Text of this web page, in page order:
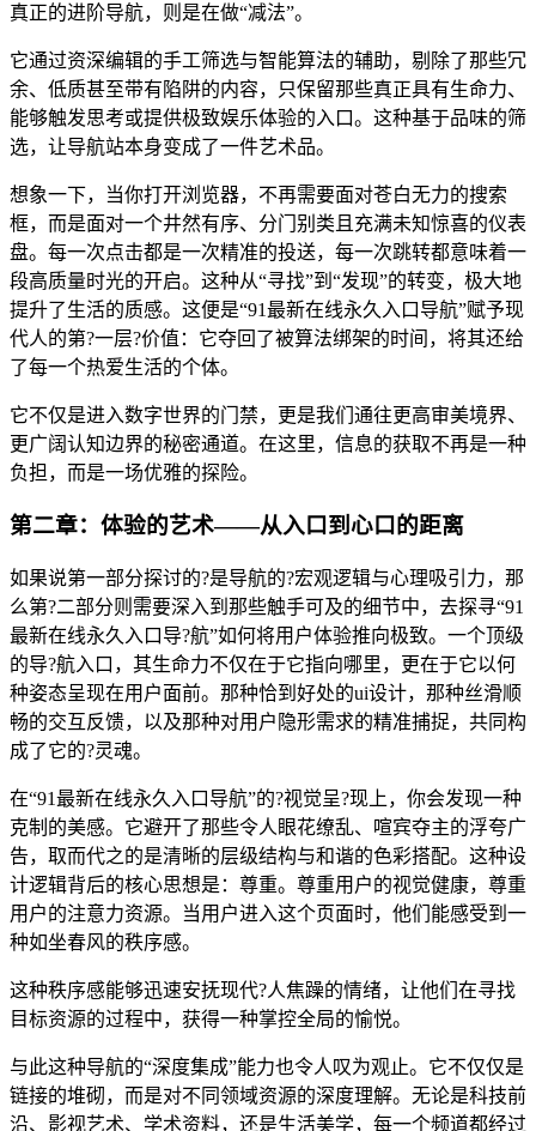
真正的进阶导航，则是在做“减法”。
它通过资深编辑的手工筛选与智能算法的辅助，剔除了那些冗
余、低质甚至带有陷阱的内容，只保留那些真正具有生命力、
能够触发思考或提供极致娱乐体验的入口。这种基于品味的筛
选，让导航站本身变成了一件艺术品。
想象一下，当你打开浏览器，不再需要面对苍白无力的搜索
框，而是面对一个井然有序、分门别类且充满未知惊喜的仪表
盘。每一次点击都是一次精准的投送，每一次跳转都意味着一
段高质量时光的开启。这种从“寻找”到“发现”的转变，极大地
提升了生活的质感。这便是“91最新在线永久入口导航”赋予现
代人的第?一层?价值：它夺回了被算法绑架的时间，将其还给
了每一个热爱生活的个体。
它不仅是进入数字世界的门禁，更是我们通往更高审美境界、
更广阔认知边界的秘密通道。在这里，信息的获取不再是一种
负担，而是一场优雅的探险。
第二章：体验的艺术——从入口到心口的距离
如果说第一部分探讨的?是导航的?宏观逻辑与心理吸引力，那
么第?二部分则需要深入到那些触手可及的细节中，去探寻“91
最新在线永久入口导?航”如何将用户体验推向极致。一个顶级
的导?航入口，其生命力不仅在于它指向哪里，更在于它以何
种姿态呈现在用户面前。那种恰到好处的ui设计，那种丝滑顺
畅的交互反馈，以及那种对用户隐形需求的精准捕捉，共同构
成了它的?灵魂。
在“91最新在线永久入口导航”的?视觉呈?现上，你会发现一种
克制的美感。它避开了那些令人眼花缭乱、喧宾夺主的浮夸广
告，取而代之的是清晰的层级结构与和谐的色彩搭配。这种设
计逻辑背后的核心思想是：尊重。尊重用户的视觉健康，尊重
用户的注意力资源。当用户进入这个页面时，他们能感受到一
种如坐春风的秩序感。
这种秩序感能够迅速安抚现代?人焦躁的情绪，让他们在寻找
目标资源的过程中，获得一种掌控全局的愉悦。
与此这种导航的“深度集成”能力也令人叹为观止。它不仅仅是
链接的堆砌，而是对不同领域资源的深度理解。无论是科技前
沿、影视艺术、学术资料，还是生活美学，每一个频道都经过